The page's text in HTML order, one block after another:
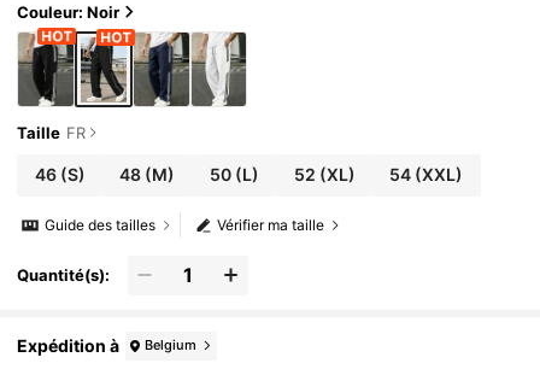
Couleur: Noir
Taille FR
46(S) 48 (M) 50(L) 52 (XL) 54 (XXL)
Vérifier ma taille
Guide des tailles
Quantité(s):
Expédition à Belgium